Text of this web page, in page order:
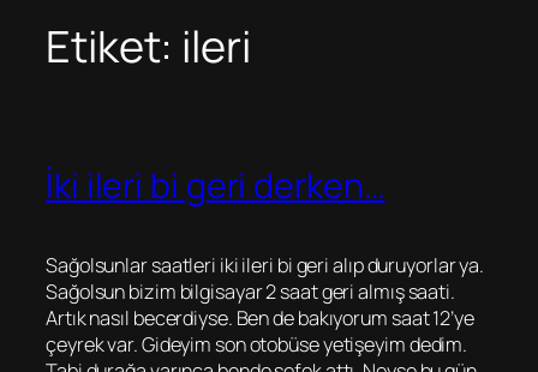
Etiket: ileri
İki ileri bi geri derken…
Sağolsunlar saatleri iki ileri bi geri alıp duruyorlar ya.
Sağolsun bizim bilgisayar 2 saat geri almış saati.
Artık nasıl becerdiyse. Ben de bakıyorum saat 12’ye
çeyrek var. Gideyim son otobüse yetişeyim dedim.